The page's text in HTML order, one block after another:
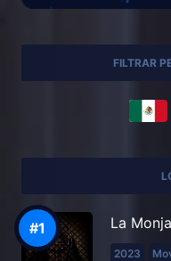
FILTRAR
La
2023